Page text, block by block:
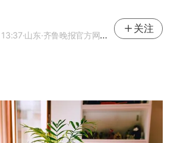
·山东·齐鲁晚报官方网易号
关注